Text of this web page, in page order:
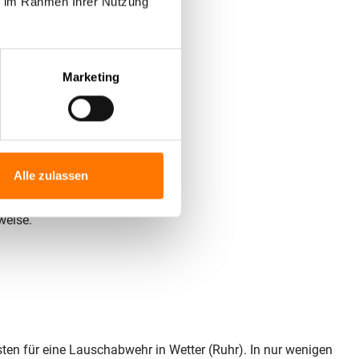
Marketing
Alle zulassen
TÜV geprüft.
einsetzen.
Subunternehmer.
für eine Lauschabwehr in Wetter (Ruhr). In nur wenigen